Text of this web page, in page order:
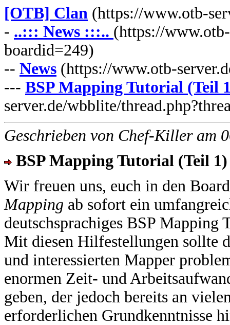
[OTB] Clan (https://www.otb-
- ..::: News :::.. (https://
boardid=249)
-- News (https://www.otb-
--- BSP Mapping Tutorial (Teil
server.de/wbblite/
Geschrieben von Chef-Killer am
BSP Mapping Tutorial (Teil 1)
Wir freuen uns, euch in den
Mapping ab sofort ein
deutschsprachiges BSP
Mit diesen Hilfestellungen sollte
und interessierten Mapper
enormen Zeit- und
geben, der jedoch bereits an
erforderlichen Grundkenntnisse